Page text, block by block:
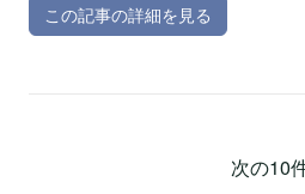
この記事の詳細を見る
次の10